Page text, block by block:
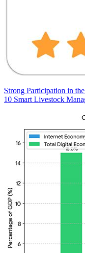
Strong Participation in
10 Smart Livestock